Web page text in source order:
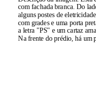
com fachada branca. Do
alguns postes de
com grades e uma porta
a letra "PS" e um cartaz
Na frente do prédio, há um